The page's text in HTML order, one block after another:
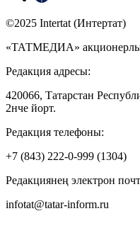
©2025 Intertat (Интертат)
«ТАТМЕДИА»
Редакция адресы:
420066, Татарстан
2нче йорт.
Редакция телефоны:
+7 (843) 222-0-999 (1304)
Редакциянең электрон
infotat@tatar-inform.ru